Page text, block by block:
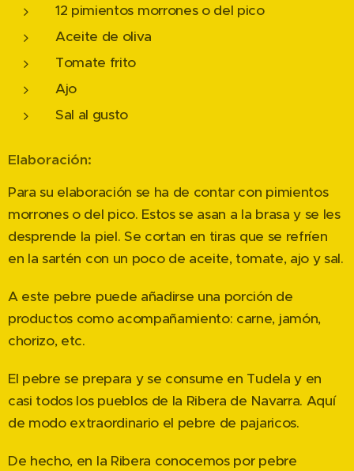
12 pimientos morrones o del pico
Aceite de oliva
Tomate frito
Ajo
Sal al gusto
Elaboración:
Para su elaboración se ha de contar con pimientos
morrones o del pico. Estos se asan a la brasa y se les
desprende la piel. Se cortan en tiras que se refríen
en la sartén con un poco de aceite, tomate, ajo y sal.
A este pebre puede añadirse una porción de
productos como acompañamiento: carne, jamón,
chorizo, etc.
El pebre se prepara y se consume en Tudela y en
casi todos los pueblos de la Ribera de Navarra. Aquí
de modo extraordinario el pebre de pajaricos.
De hecho, en la Ribera conocemos por pebre